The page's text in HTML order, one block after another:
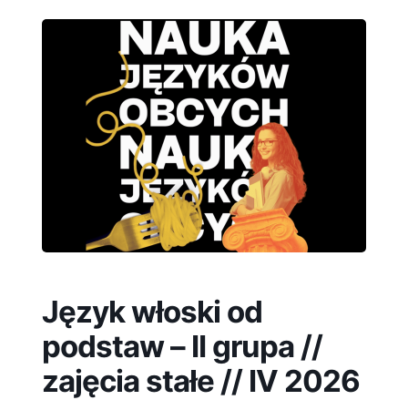
Język włoski od
podstaw – II grupa //
zajęcia stałe // IV 2026